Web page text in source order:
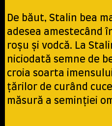
De băut, Stalin bea
adesea amestecând
roşu şi vodcă. La
niciodată semne de
croia soarta
ţărilor de curând
măsură a seminţiei